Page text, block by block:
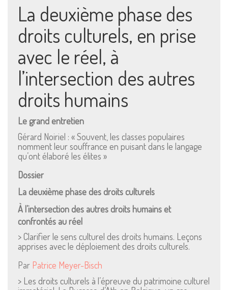
La deuxième phase des
droits culturels, en prise
avec le réel, à
l’intersection des autres
droits humains
Le grand entretien
Gérard Noiriel : « Souvent, les classes populaires
nomment leur souffrance en puisant dans le langage
qu’ont élaboré les élites »
Dossier
La deuxième phase des droits culturels
À l’intersection des autres droits humains et
confrontés au réel
> Clarifier le sens culturel des droits humains. Leçons
apprises avec le déploiement des droits culturels.
Par Patrice Meyer-Bisch
> Les droits culturels à l’épreuve du patrimoine culturel